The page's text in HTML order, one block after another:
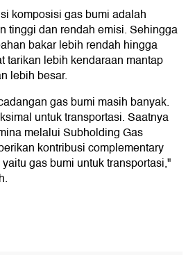
komposisi gas bumi adalah
tinggi dan rendah emisi. Sehingga
bakar lebih rendah hingga
tarikan lebih kendaraan mantap
lebih besar.
gas bumi masih banyak.
untuk transportasi. Saatnya
melalui Subholding Gas
kontribusi complementary
gas bumi untuk transportasi,"